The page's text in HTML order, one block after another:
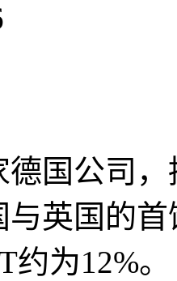
德国公司
英国的
为12%。